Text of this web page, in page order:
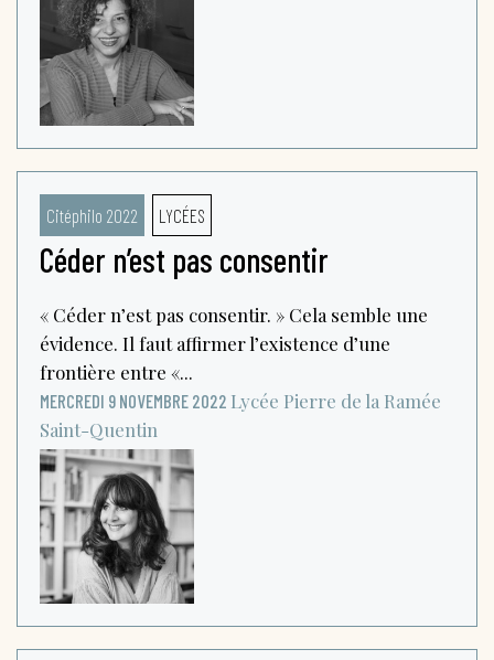
Citéphilo 2022 LYCÉES
Céder n’est pas consentir
« Céder n’est pas consentir. » Cela semble une
évidence. Il faut affirmer l’existence d’une
frontière entre «...
MERCREDI 9 NOVEMBRE 2022 Lycée Pierre de la Ramée
Saint-Quentin